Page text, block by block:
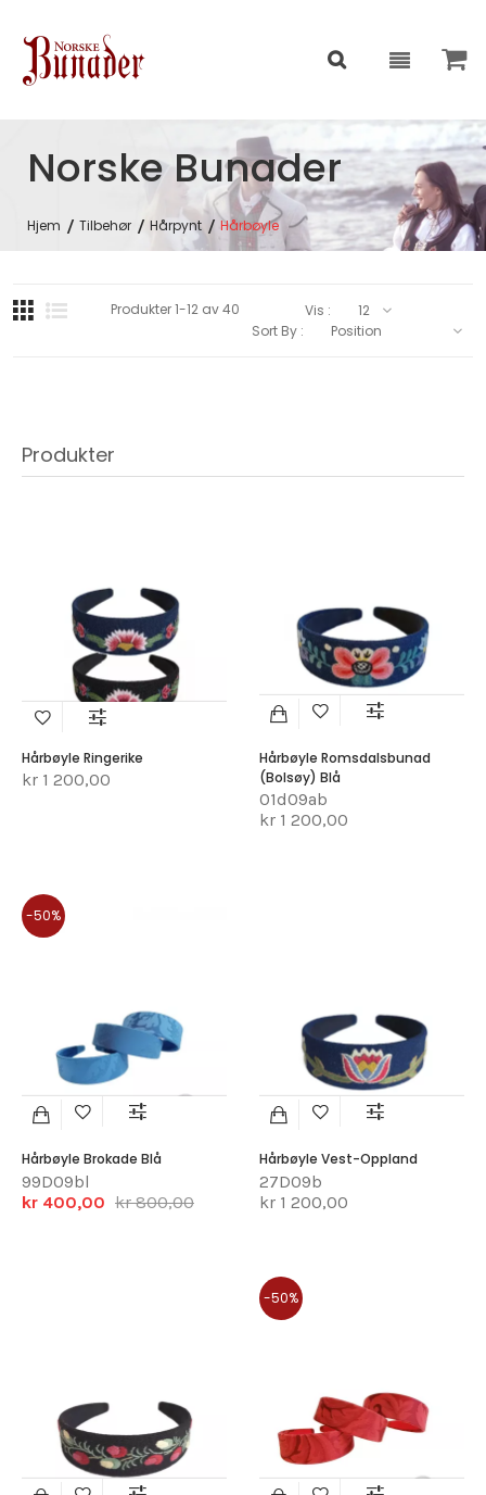
Norske Bunader
Hjem Tilbehør Hårpynt Hårbøyle
Produkter
Hårbøyle Ringerike
kr 1 200,00
Hårbøyle Romsdalsbunad
(Bolsøy) Blå
01d09ab
kr 1 200,00
-50%
Hårbøyle Brokade Blå
99D09bl
kr 400,00 kr 800,00
Hårbøyle Vest-Oppland
27D09b
kr 1 200,00
-50%
Produkter1-12av40
Vis :
Sort By :